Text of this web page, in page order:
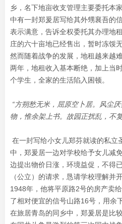
乡，名下地亩收支管理主要委托本
中有一封郑爰居写给其外甥襄吾的
表示满意，告诉全权委托其办理地
庄的六十亩地已经售出，暂时冻馁无
然而随着战争的发展，地租越来越
两年，地租收入基本断绝，加上当
个学生，全家的生活陷入困顿。
“方朔愁无米，屈原空卜居。风尘
物，惟余架上书。故园正扰乱，不
在一封写给小女儿郑芬就读的私立
中，郑爰居一边对学校给予女儿减
边提出物价日涨，环境益促，不得
（公立）的请求，恳请学校理解并
1948年，他将平原路2号的房产卖
了相对便宜的信号山路16号，用余
在旅居青岛的同乡中，郑爰居是比